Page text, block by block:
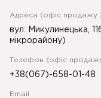
Адреса (офіс продажу
вул. Микулинецька,
мікрорайону)
Телефон (офіс
+38(067)-658-01-48
Email